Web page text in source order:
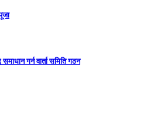
गर्न वार्ता समिति गठन